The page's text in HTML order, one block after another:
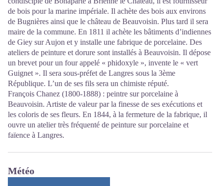
de bois pour la marine impériale. Il achète des bois aux environs
de Bugnières ainsi que le château de Beauvoisin. Plus tard il sera
maire de la commune. En 1811 il achète les bâtiments d’indiennes
de Giey sur Aujon et y installe une fabrique de porcelaine. Des
ateliers de peinture et dorure sont installés à Beauvoisin. Il dépose
un brevet pour un four appelé « phidoxyle », invente le « vert
Guignet ». Il sera sous-préfet de Langres sous la 3ème
République. L’un de ses fils sera un chimiste réputé.
François Chanez (1800-1888) : peintre sur porcelaine à
Beauvoisin. Artiste de valeur par la finesse de ses exécutions et
les coloris de ses fleurs. En 1844, à la fermeture de la fabrique, il
ouvre un atelier très fréquenté de peinture sur porcelaine et
faïence à Langres.
Météo